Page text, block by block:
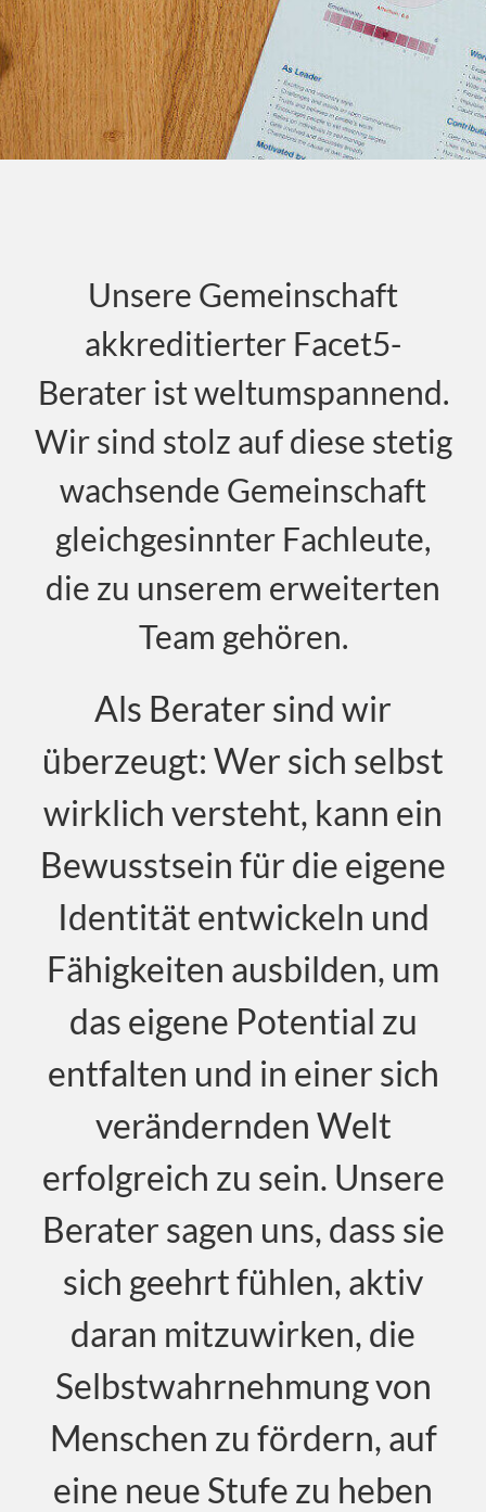
EINBLICKE
Veranstaltungen
Kontakt
Unsere Gemeinschaft
akkreditierter Facet5-
Berater ist weltumspannend.
Wir sind stolz auf diese stetig
wachsende Gemeinschaft
gleichgesinnter Fachleute,
die zu unserem erweiterten
Team gehören.
Als Berater sind wir
überzeugt: Wer sich selbst
wirklich versteht, kann ein
Bewusstsein für die eigene
Identität entwickeln und
Fähigkeiten ausbilden, um
das eigene Potential zu
entfalten und in einer sich
verändernden Welt
erfolgreich zu sein. Unsere
Berater sagen uns, dass sie
sich geehrt fühlen, aktiv
daran mitzuwirken, die
Selbstwahrnehmung von
Menschen zu fördern, auf
eine neue Stufe zu heben